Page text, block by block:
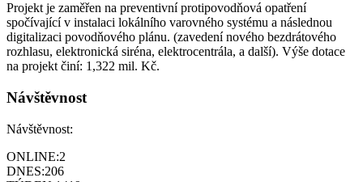
Projekt je zaměřen na preventivní protipovodňová opatření
spočívající v instalaci lokálního varovného systému a následnou
digitalizaci povodňového plánu. (zavedení nového bezdrátového
rozhlasu, elektronická siréna, elektrocentrála, a další). Výše dotace
na projekt činí: 1,322 mil. Kč.
Návštěvnost
Návštěvnost:
ONLINE:2
DNES:206